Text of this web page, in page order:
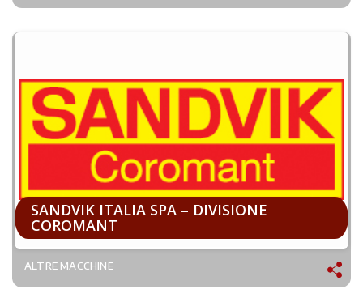
SANDVIK ITALIA SPA – DIVISIONE
COROMANT
ALTRE MACCHINE